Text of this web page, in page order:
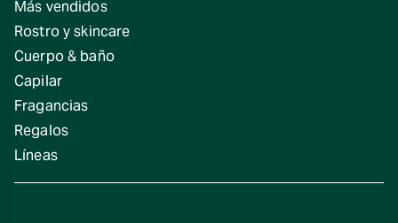
Más vendidos
Rostro y skincare
Cuerpo & baño
Capilar
Fragancias
Regalos
Líneas